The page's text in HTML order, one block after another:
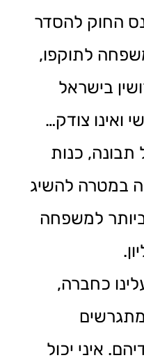
החוק להסדר
לתוקפו,
בישראל
ואינו צודק…
תבונה, כנות
במטרה להשיג
למשפחה
כחברה,
איני יכול